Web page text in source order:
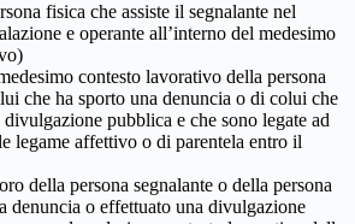
fisica che assiste il segnalante nel
e operante all’interno del medesimo
contesto lavorativo della persona
che ha sporto una denuncia o di colui che
pubblica e che sono legate ad
legame affettivo o di parentela entro il
della persona segnalante o della persona
denuncia o effettuato una divulgazione